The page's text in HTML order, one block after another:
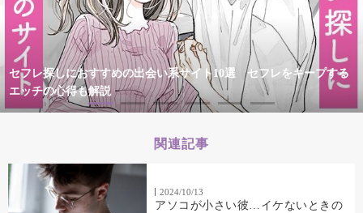
セフレ探しにおすすめの出会い系サイト10選 セフレをキープする
エッチの心得も解説
関連記事
2024/10/13
アソコが小さい彼…イケないときの